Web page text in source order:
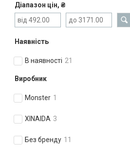
Діапазон цін, ₴
Наявність
В наявності 21
Виробник
Monster 1
XINAIDA 3
Без бренду 11